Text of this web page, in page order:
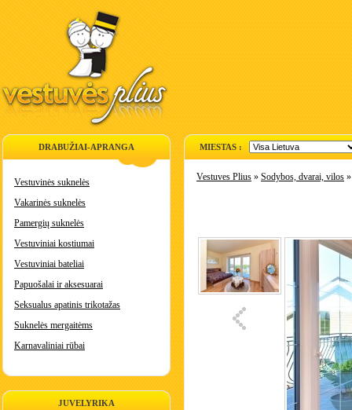
DRABUŽIAI-APRANGA
Vestuvinės suknelės
Vakarinės suknelės
Pamergių suknelės
Vestuviniai kostiumai
Vestuviniai bateliai
Papuošalai ir aksesuarai
Seksualus apatinis trikotažas
Suknelės mergaitėms
Karnavaliniai rūbai
JUVELYRIKA
MIESTAS :
Vestuves Plius » Sodybos, dvarai, vilos